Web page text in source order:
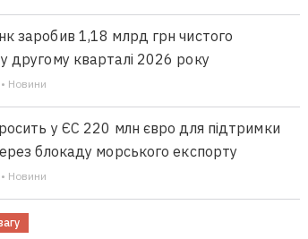
заробив 1,18 млрд грн чистого
другому кварталі 2026 року
Новини
у ЄС 220 млн євро для підтримки
блокаду морського експорту
Новини